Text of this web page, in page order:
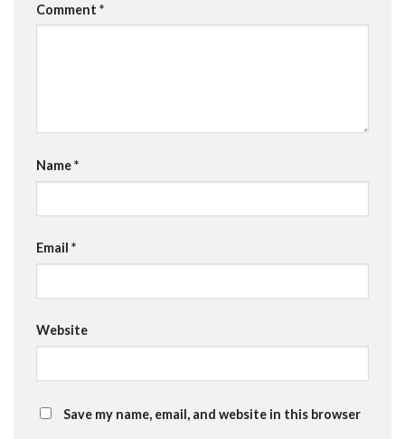
Comment *
Name*
Email *
Website
Save my name, email, and website in this browser